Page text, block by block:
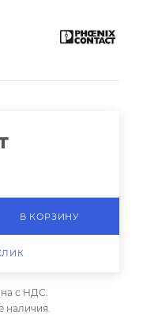
В КОРЗИНУ
с НДС.
наличия.